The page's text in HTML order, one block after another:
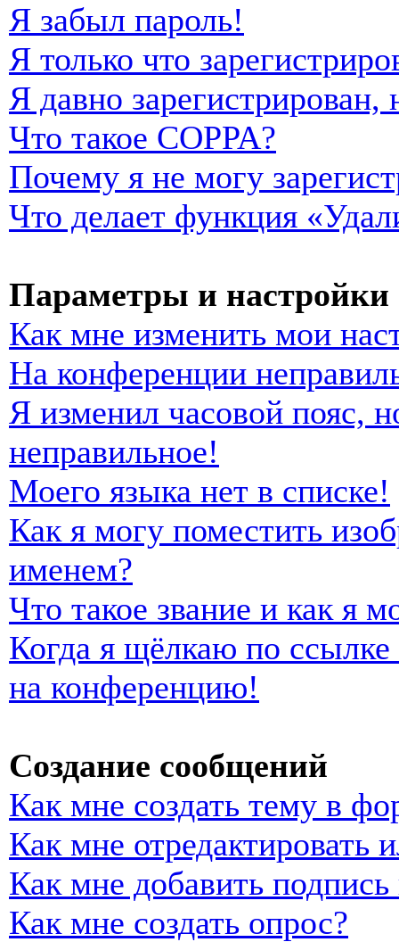
Я забыл пароль!
Я только что
Я давно
Что такое COPPA?
Почему я не могу
Что делает функция
Параметры и настройки
Как мне изменить мои
На конференции
Я изменил часовой пояс,
неправильное!
Моего языка нет в списке!
Как я могу поместить
именем?
Что такое звание и как я
Когда я щёлкаю по
на конференцию!
Создание сообщений
Как мне создать тему в
Как мне отредактировать
Как мне добавить
Как мне создать опрос?